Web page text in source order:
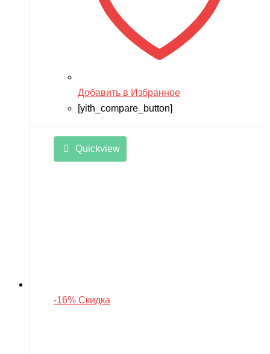
Добавить в Избранное
[yith_compare_button]
Quickview
-16% Скидка